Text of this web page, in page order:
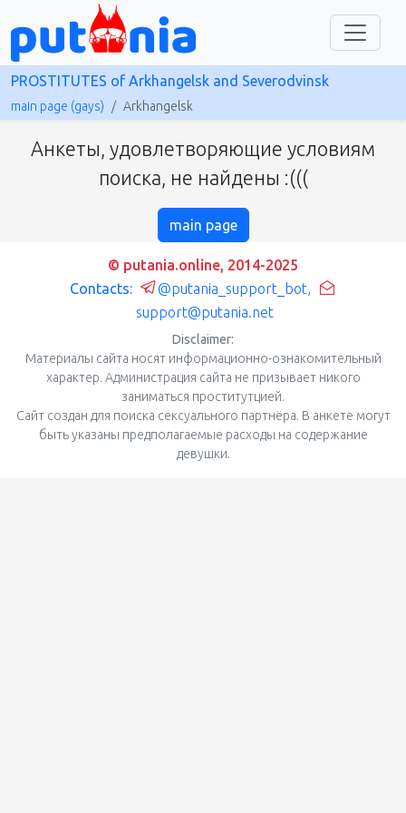
PROSTITUTES of Arkhangelsk and Severodvinsk
main page (gays) Arkhangelsk
Анкеты, удовлетворяющие условиям
поиска, не найдены :(((
main page
© putania.online, 2014-2025
Contacts:
@putania_support_bot,
support@putania.net
Disclaimer:
Материалы сайта носят информационно-ознакомительный
характер. Администрация сайта не призывает никого
заниматься проститутцией.
Сайт создан для поиска сексуального партнёра. В анкете могут
быть указаны предполагаемые расходы на содержание
девушки.